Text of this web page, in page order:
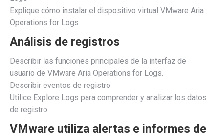
Explique cómo instalar el dispositivo virtual VMware Aria
Operations for Logs
Análisis de registros
Describir las funciones principales de la interfaz de
usuario de VMware Aria Operations for Logs.
Describir eventos de registro
Utilice Explore Logs para comprender y analizar los datos
de registro
VMware utiliza alertas e informes de